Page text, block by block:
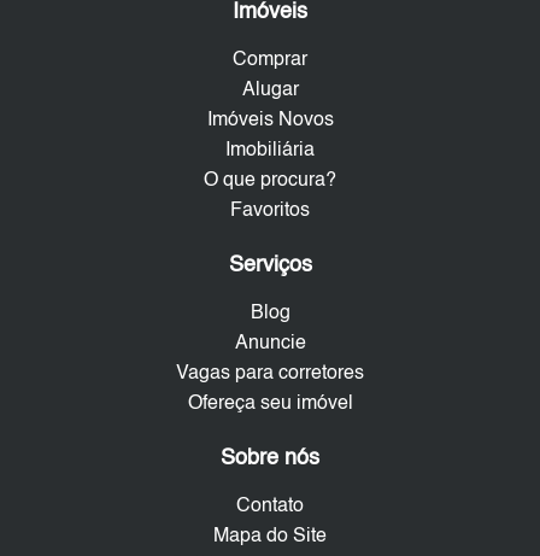
Imóveis
Comprar
Alugar
Imóveis Novos
Imobiliária
O que procura?
Favoritos
Serviços
Blog
Anuncie
Vagas para corretores
Ofereça seu imóvel
Sobre nós
Contato
Mapa do Site